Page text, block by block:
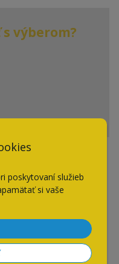
poskytovaní služieb
si vaše
výberom?